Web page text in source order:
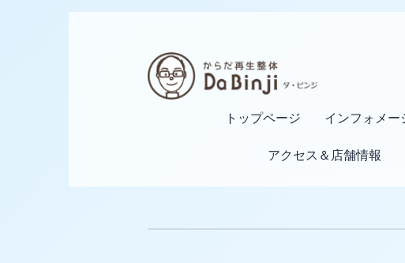
トップページ インフォメー
アクセス＆店舗情報